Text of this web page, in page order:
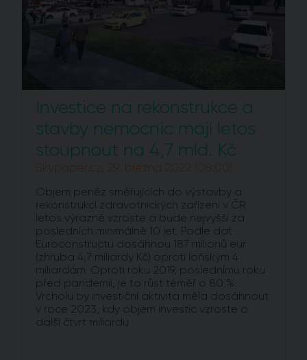
Investice na rekonstrukce a
stavby nemocnic mají letos
stoupnout na 4,7 mld. Kč
Skypaper.cz, 29. března 2022 (08:00)
Objem peněz směřujících do výstavby a
rekonstrukcí zdravotnických zařízení v ČR
letos výrazně vzroste a bude nejvyšší za
posledních minimálně 10 let. Podle dat
Euroconstructu dosáhnou 187 milionů eur
(zhruba 4,7 miliardy Kč) oproti loňským 4
miliardám. Oproti roku 2019, poslednímu roku
před pandemií, je to růst téměř o 80 %.
Vrcholu by investiční aktivita měla dosáhnout
v roce 2023, kdy objem investic vzroste o
další čtvrt miliardu.